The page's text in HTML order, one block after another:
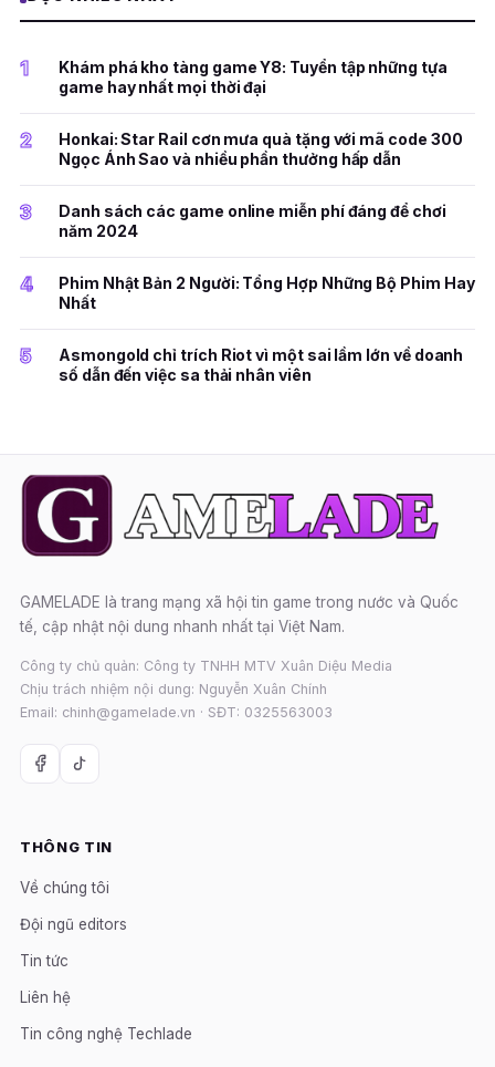
1
Khám phá kho tàng game Y8: Tuyển tập những tựa
game hay nhất mọi thời đại
2
Honkai: Star Rail cơn mưa quà tặng với mã code 300
Ngọc Ánh Sao và nhiều phần thưởng hấp dẫn
3
Danh sách các game online miễn phí đáng để chơi
năm 2024
4
Phim Nhật Bản 2 Người: Tổng Hợp Những Bộ Phim Hay
Nhất
5
Asmongold chỉ trích Riot vì một sai lầm lớn về doanh
số dẫn đến việc sa thải nhân viên
GAMELADE là trang mạng xã hội tin game trong nước và Quốc
tế, cập nhật nội dung nhanh nhất tại Việt Nam.
Công ty chủ quản: Công ty TNHH MTV Xuân Diệu Media
Chịu trách nhiệm nội dung: Nguyễn Xuân Chính
Email: chinh@gamelade.vn · SĐT: 0325563003
THÔNG TIN
Về chúng tôi
Đội ngũ editors
Tin tức
Liên hệ
Tin công nghệ Techlade